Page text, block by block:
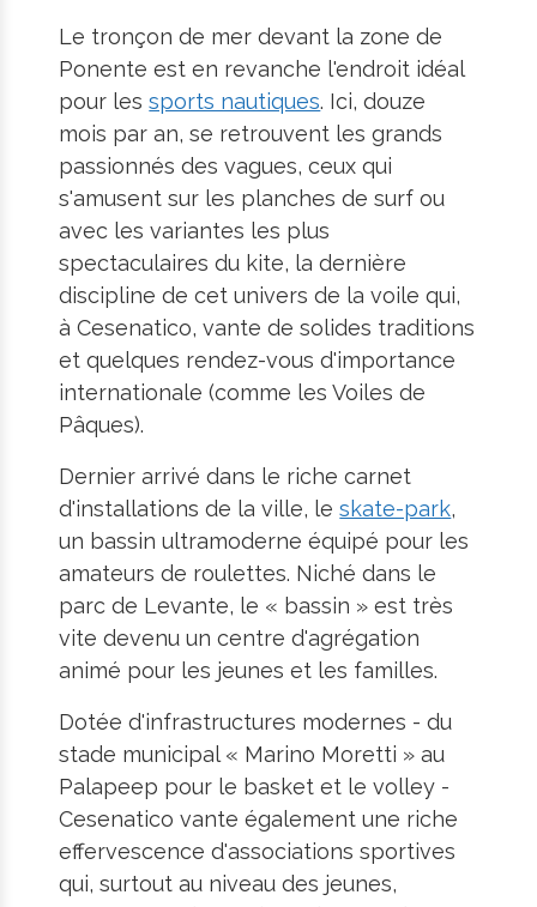
Le tronçon de mer devant la zone de
Ponente est en revanche l'endroit idéal
pour lessports nautiques. Ici, douze
mois par an, se retrouvent les grands
passionnés des vagues, ceux qui
s'amusent sur les planches de surf ou
avec les variantes les plus
spectaculaires du kite, la dernière
discipline de cet univers de la voile qui,
à Cesenatico, vante de solides traditions
et quelques rendez-vous d'importance
internationale (comme les Voiles de
Pâques).
Dernier arrivé dans le riche carnet
d'installations de la ville, leskate-park,
un bassin ultramoderne équipé pour les
amateurs de roulettes. Niché dans le
parc de Levante, le « bassin » est très
vite devenu un centre d'agrégation
animé pour les jeunes et les familles.
Dotée d'infrastructures modernes - du
stade municipal « Marino Moretti » au
Palapeep pour le basket et le volley -
Cesenatico vante également une riche
effervescence d'associations sportives
qui, surtout au niveau des jeunes,